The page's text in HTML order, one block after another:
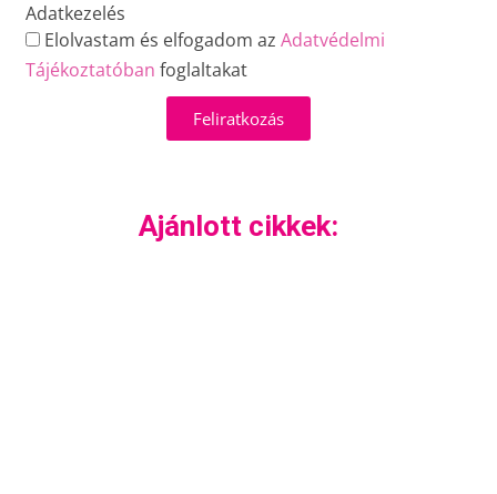
Adatkezelés
Elolvastam és elfogadom azAdatvédelmi
Tájékoztatóban foglaltakat
Feliratkozás
Ajánlott cikkek: